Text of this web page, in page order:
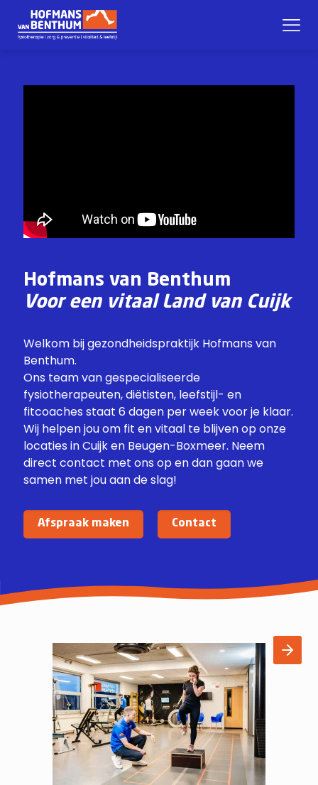
Hofmans van Benthum
Voor een vitaal Land van Cuijk
Welkom bij gezondheidspraktijk Hofmans van
Benthum.
Ons team van gespecialiseerde
fysiotherapeuten, diëtisten, leefstijl- en
fitcoaches staat 6 dagen per week voor je klaar.
Wij helpen jou om fit en vitaal te blijven op onze
locaties in Cuijk en Beugen-Boxmeer. Neem
direct contact met ons op en dan gaan we
samen met jou aan de slag!
Afspraak maken Contact